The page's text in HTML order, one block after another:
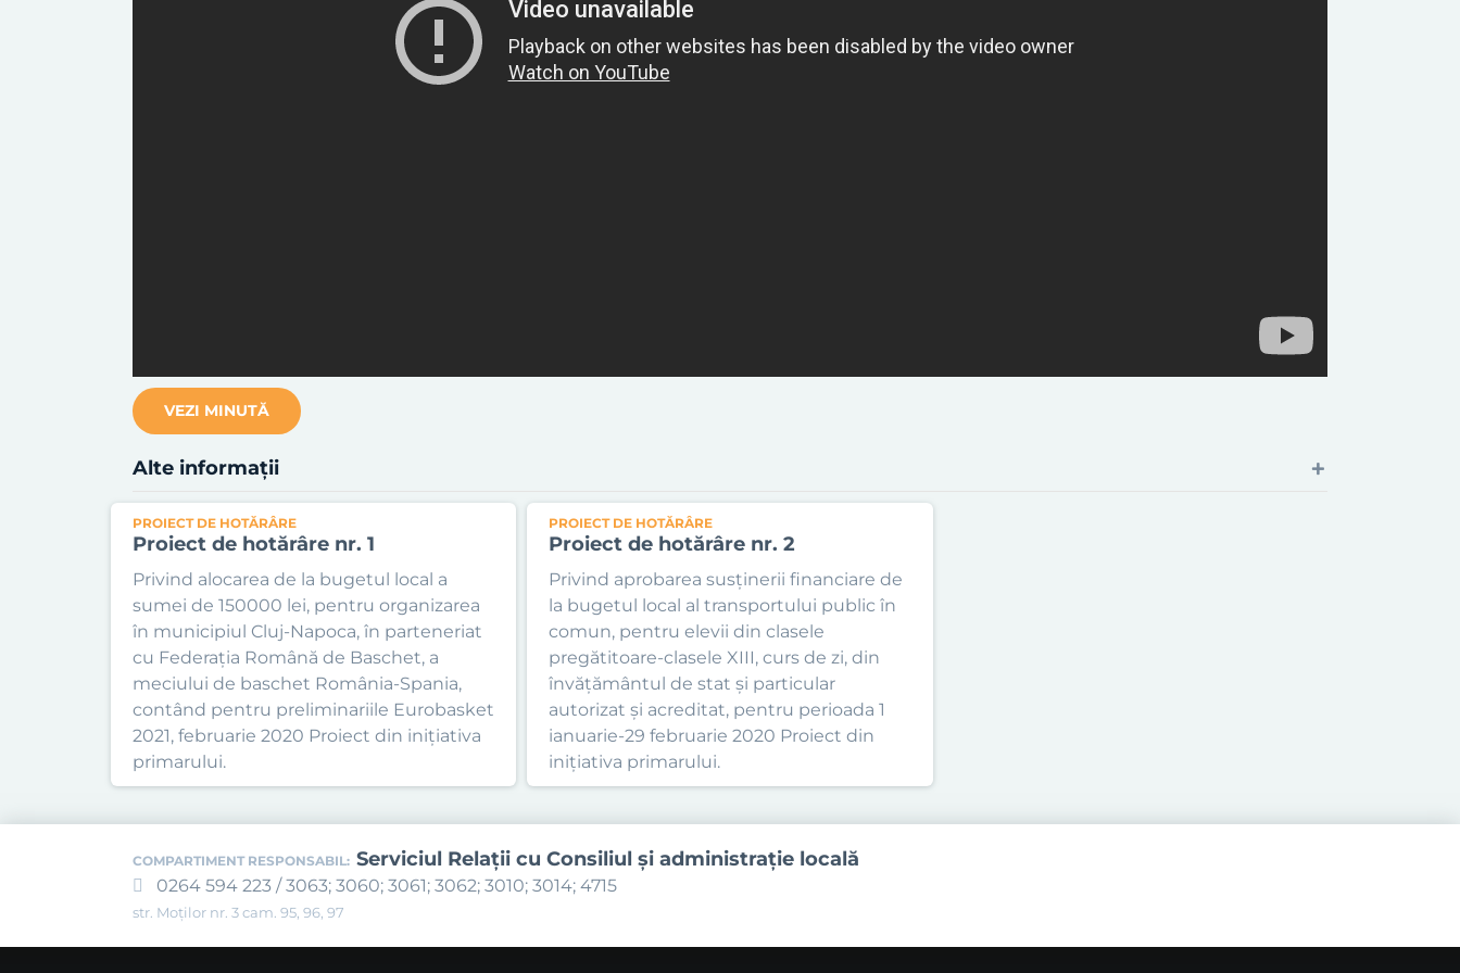
VEZI MINUTĂ
Alte informații
PROIECT DE HOTĂRÂRE
Proiect de hotărâre nr. 1
Privind alocarea de la bugetul local a
sumei de 150000 lei, pentru organizarea
în municipiul Cluj-Napoca, în parteneriat
cu Federația Română de Baschet, a
meciului de baschet România-Spania,
contând pentru preliminariile Eurobasket
2021, februarie 2020 Proiect din inițiativa
primarului.
PROIECT DE HOTĂRÂRE
Proiect de hotărâre nr. 2
Privind aprobarea susținerii financiare de
la bugetul local al transportului public în
comun, pentru elevii din clasele
pregătitoare-clasele XIII, curs de zi, din
învățământul de stat și particular
autorizat și acreditat, pentru perioada 1
ianuarie-29 februarie 2020 Proiect din
inițiativa primarului.
COMPARTIMENT RESPONSABIL: Serviciul Relaţii cu Consiliul şi administraţie locală
0264 594 223 / 3063; 3060; 3061; 3062; 3010; 3014; 4715
str. Moților nr. 3 cam. 95, 96, 97